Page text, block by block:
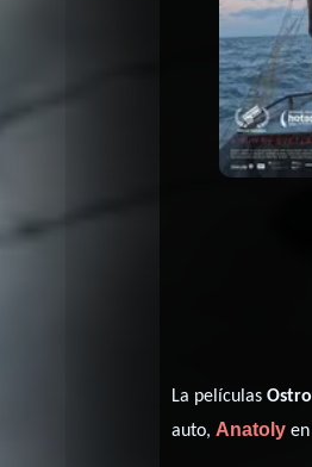
La películas
auto,Anatoly